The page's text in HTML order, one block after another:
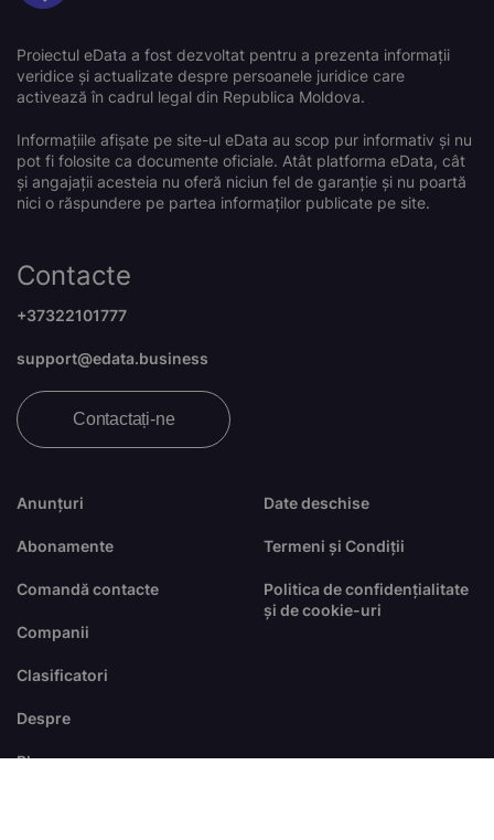
Proiectul eData a fost dezvoltat pentru a prezenta informații
veridice și actualizate despre persoanele juridice care
activează în cadrul legal din Republica Moldova.
Informațiile afișate pe site-ul eData au scop pur informativ și nu
pot fi folosite ca documente oficiale. Atât platforma eData, cât
și angajații acesteia nu oferă niciun fel de garanție și nu poartă
nici o răspundere pe partea informaților publicate pe site.
Anunțuri
Abonamente
Comandă contacte
Companii
Clasificatori
Despre
Blog
Date deschise
Termeni și Condiții
Politica de confidențialitate
și de cookie-uri
Contacte
+37322101777
support@edata.business
Contactați-ne